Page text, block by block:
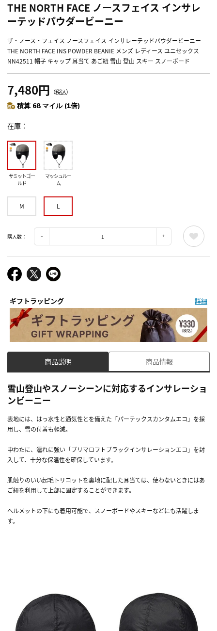
THE NORTH FACE ノースフェイス インサレ
ーテッドパウダービーニー
ザ・ノース・フェイス ノースフェイス インサレーテッドパウダービーニー
THE NORTH FACE INS POWDER BEANIE メンズ レディース ユニセックス
NN42511 帽子 キャップ 耳当て あご紐 雪山 登山 スキー スノーボード
7,480円 （税込）
積算 68 マイル (1倍)
在庫
サミットゴー
ルド
マッシュルー
ム
M L
購入数：
ギフトラッピング 詳細
商品説明 商品情報
雪山登山やスノーシーンに対応するインサレーショ
ンビーニー
表地には、はっ水性と通気性とを備えた「パーテックスカンタムエコ」を採
用し、雪の付着も軽減。
中わたに、濡れに強い「プリマロフトブラックインサレーションエコ」を封
入して、十分な保温性を確保しています。
肌触りのいい起毛トリコットを裏地に配した耳当ては、使わないときにはあ
ご紐を利用して上部に固定することができます。
ヘルメットの下にも着用可能で、スノーボードやスキーなどにも活躍しま
す。